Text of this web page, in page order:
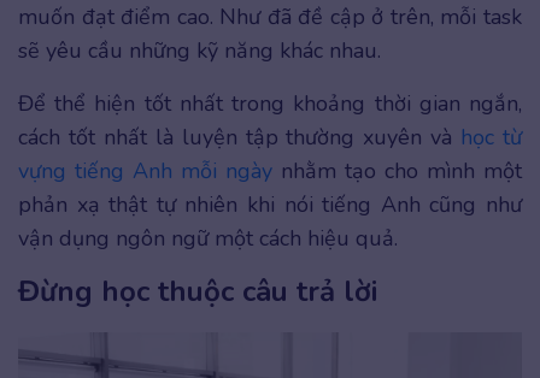
muốn đạt điểm cao. Như đã đề cập ở trên, mỗi task
sẽ yêu cầu những kỹ năng khác nhau.
Để thể hiện tốt nhất trong khoảng thời gian ngắn,
cách tốt nhất là luyện tập thường xuyên và học từ
vựng tiếng Anh mỗi ngày nhằm tạo cho mình một
phản xạ thật tự nhiên khi nói tiếng Anh cũng như
vận dụng ngôn ngữ một cách hiệu quả.
Đừng học thuộc câu trả lời